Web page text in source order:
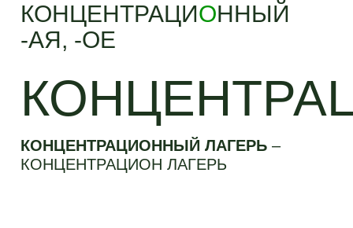
КОНЦЕНТРАЦИОННЫЙ
-АЯ, -ОЕ
КОНЦЕНТРАЦИОННЫЙ ЛАГЕРЬ–
КОНЦЕНТРАЦИОН ЛАГЕРЬ